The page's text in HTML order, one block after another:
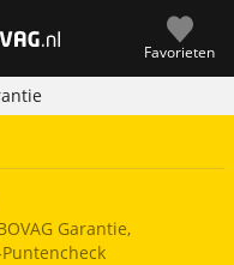
Favorieten
Garantie,